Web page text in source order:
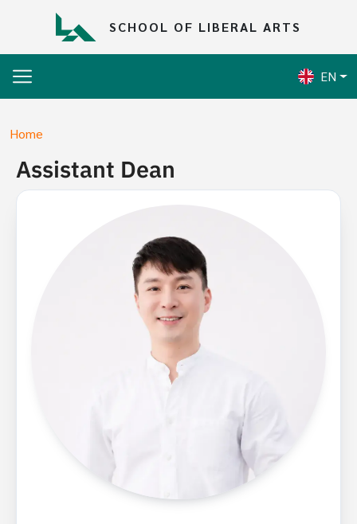
SCHOOL OF LIBERAL ARTS
EN
Breadcrumb
Home
Assistant Dean